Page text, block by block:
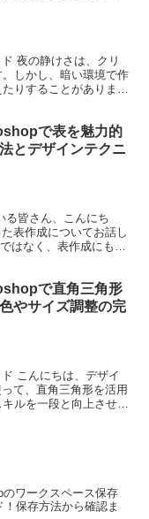
夜の静けさは、クリ
しかし、暗い環境で作
りすることがありま
で表を魅力的
とデザインテクニ
る皆さん、こんにち
表作成についてお話し
はなく、表作成にも非
で直角三角形
やサイズ調整の完
こんにちは、デザイ
て、直角三角形を活用
ルを一段と向上させま
ワークスペース保存
保存方法から確認ま